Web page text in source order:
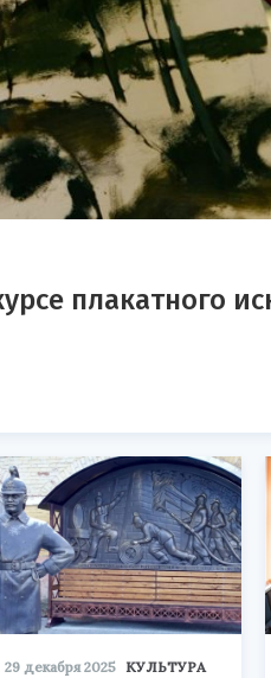
плакатного
29 декабря 2025 КУЛЬТУРА